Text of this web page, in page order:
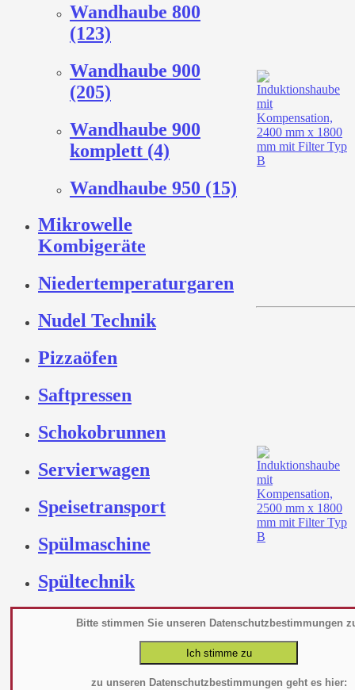
Bitte stimmen Sie unseren Datenschutzbestimmungen
zu unseren Datenschutzbestimmungen geht es hier:
Wandhaube 800
(123)
Wandhaube 900
(205)
Wandhaube 900
komplett (4)
Wandhaube 950 (15)
Mikrowelle
Kombigeräte
Niedertemperaturgaren
Nudel Technik
Pizzaöfen
Saftpressen
Schokobrunnen
Servierwagen
Speisetransport
Spülmaschine
Spültechnik
Teigkneter
Tellerwärmer Spender